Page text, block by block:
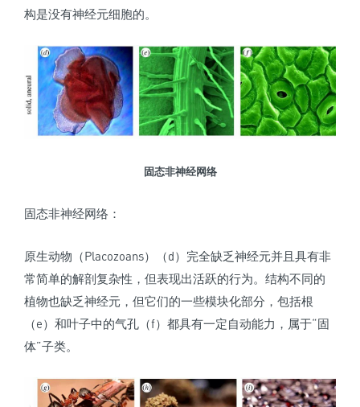
构是没有神经元细胞的。
固态非神经网络
固态非神经网络：
原生动物（Placozoans）（d）完全缺乏神经元并且具有非
常简单的解剖复杂性，但表现出活跃的行为。结构不同的
植物也缺乏神经元，但它们的一些模块化部分，包括根
（e）和叶子中的气孔（f）都具有一定自动能力，属于“固
体”子类。